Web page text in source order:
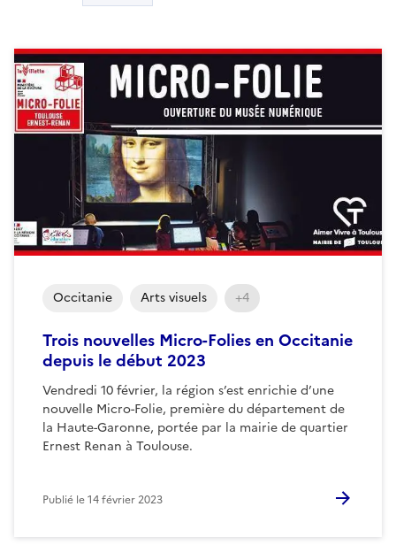
Trois nouvelles Micro-Folies en Occitanie
depuis le début 2023
Vendredi 10 février, la région s’est enrichie d’une
nouvelle Micro-Folie, première du département de
la Haute-Garonne, portée par la mairie de quartier
Ernest Renan à Toulouse.
Occitanie Arts visuels +4
Publié le14 février 2023